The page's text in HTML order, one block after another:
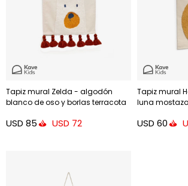
Tapiz mural Zelda - algodón
blanco de oso y borlas terracota
USD 85 USD 72
Tapiz mural
luna
USD 60